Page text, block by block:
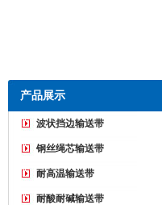
产品展示
波状挡边输送带
钢丝绳芯输送带
耐高温输送带
耐酸耐碱输送带